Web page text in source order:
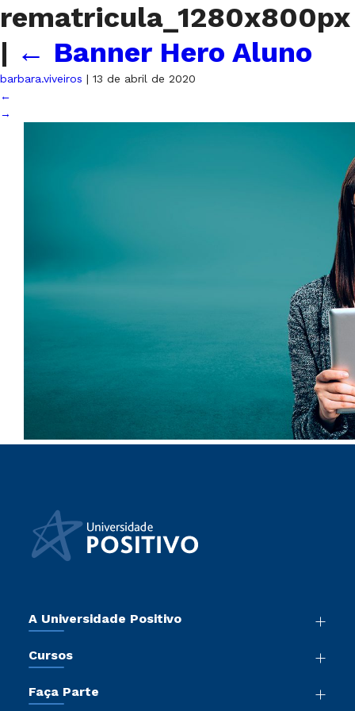
rematricula_1280x800px
| ← Banner Hero Aluno
barbara.viveiros | 13 de abril de 2020
←
→
A Universidade Positivo
Sala de Imprensa
Trabalhe Conosco
Cursos
Pós-Graduação
Faça Parte